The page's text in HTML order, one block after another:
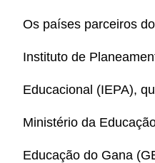
Os países parceiros
Instituto de
Educacional (IEPA),
Ministério da
Educação do Gana